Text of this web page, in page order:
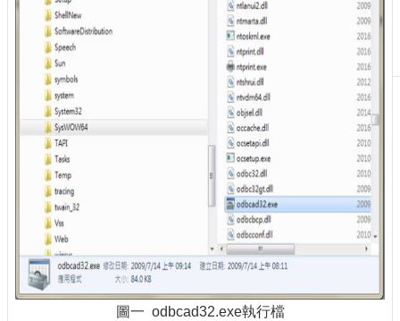
物
論
圖一 odbcad32.exe執行檔